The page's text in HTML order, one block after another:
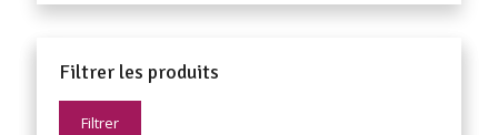
Filtrer les produits
Filtrer